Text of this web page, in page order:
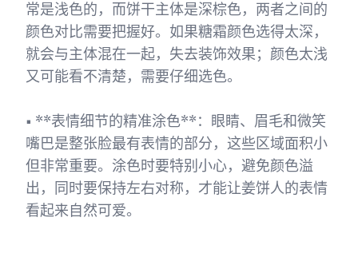
常是浅色的，而饼干主体是深棕色，两者之间的
颜色对比需要把握好。如果糖霜颜色选得太深，
就会与主体混在一起，失去装饰效果；颜色太浅
又可能看不清楚，需要仔细选色。
• **表情细节的精准涂色**：眼睛、眉毛和微笑
嘴巴是整张脸最有表情的部分，这些区域面积小
但非常重要。涂色时要特别小心，避免颜色溢
出，同时要保持左右对称，才能让姜饼人的表情
看起来自然可爱。